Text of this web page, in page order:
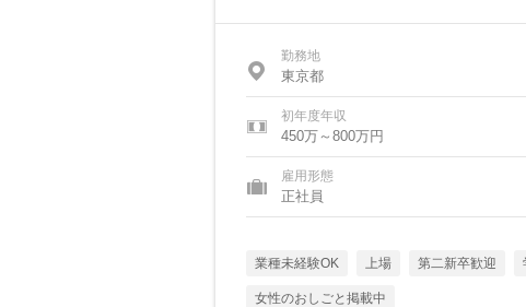
勤務地
東京都
初年度年収
450万～800万円
雇用形態
正社員
業種未経験OK 上場 第二新卒歓迎
女性のおしごと掲載中